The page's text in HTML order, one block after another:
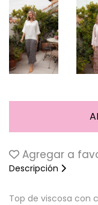
Agregar a
Descripción
Top de viscosa con